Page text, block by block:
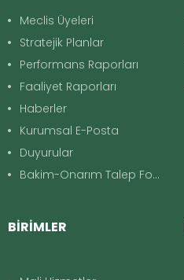
Meclis Üyeleri
Stratejik Planlar
Performans Raporları
Faaliyet Raporları
Haberler
Kurumsal E-Posta
Duyurular
Bakim-Onarım Talep Formu
BİRİMLER